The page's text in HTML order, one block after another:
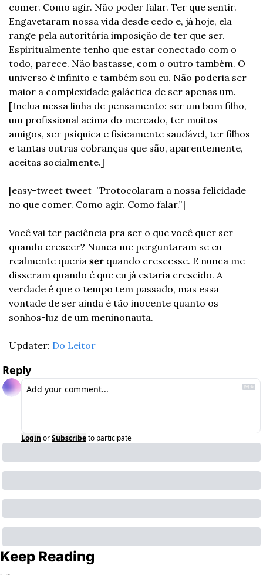
comer. Como agir. Não poder falar. Ter que sentir.
Engavetaram nossa vida desde cedo e, já hoje, ela
range pela autoritária imposição de ter que ser.
Espiritualmente tenho que estar conectado com o
todo, parece. Não bastasse, com o outro também. O
universo é infinito e também sou eu. Não poderia ser
maior a complexidade galáctica de ser apenas um.
[Inclua nessa linha de pensamento: ser um bom filho,
um profissional acima do mercado, ter muitos
amigos, ser psíquica e fisicamente saudável, ter filhos
e tantas outras cobranças que são, aparentemente,
aceitas socialmente.]
[easy-tweet tweet=”Protocolaram a nossa felicidade
no que comer. Como agir. Como falar.”]
Você vai ter paciência pra ser o que você quer ser
quando crescer? Nunca me perguntaram se eu
realmente queria ser quando crescesse. E nunca me
disseram quando é que eu já estaria crescido. A
verdade é que o tempo tem passado, mas essa
vontade de ser ainda é tão inocente quanto os
sonhos-luz de um meninonauta.
Updater: Do Leitor
Reply
Login orSubscribeto participate
Keep Reading